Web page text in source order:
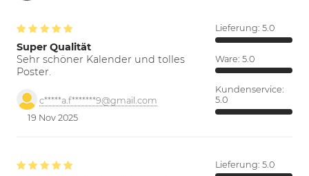
Super Qualität
Sehr schöner Kalender und tolles
Poster.
c*****a.f*******9@gmail.com
19 Nov 2025
Lieferung: 5.0
Ware: 5.0
Kundenservice:
5.0
Lieferung: 5.0